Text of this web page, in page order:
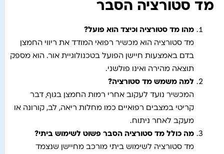
מד סטורציה הסבר
מהו מד סטורציה וכיצד הוא פועל?
מד סטורציה הוא מכשיר רפואי המודד את ריווי החמצן
בדם באמצעות חיישן הפועל בטכנולוגיית אור. הוא מספק
תוצאה מהירה ואינו פולשני.
למה משמש מד סטורציה?
המכשיר נועד לעקוב אחרי רמות החמצן בגוף, דבר
קריטי במצבים רפואיים כמו מחלות ריאה, לב, קורונה או
מעקב לאחר ניתוח.
מה כולל מד סטורציה הסבר פשוט לשימוש ביתי?
מד סטורציה לשימוש ביתי מורכב מחיישן שנצמד